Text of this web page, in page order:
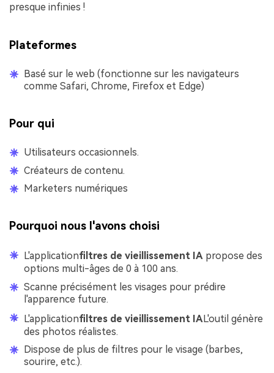
presque infinies !
Plateformes
Basé sur le web (fonctionne sur les navigateurs
comme Safari, Chrome, Firefox et Edge)
Pour qui
Utilisateurs occasionnels.
Créateurs de contenu.
Marketers numériques
Pourquoi nous l'avons choisi
L'applicationfiltres de vieillissement IA propose des
options multi-âges de 0 à 100 ans.
Scanne précisément les visages pour prédire
l'apparence future.
L'applicationfiltres de vieillissement IAL'outil génère
des photos réalistes.
Dispose de plus de filtres pour le visage (barbes,
sourire, etc.).